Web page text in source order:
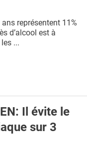
représentent 11%
d’alcool est à
...
Il évite le
sur 3